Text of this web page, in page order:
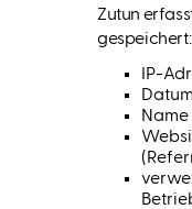
Zutun
gespeichert:
IP-